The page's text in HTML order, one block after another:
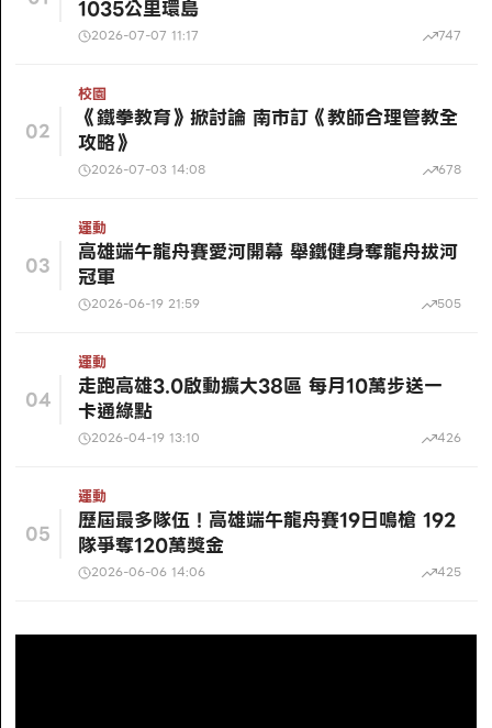
1035公里環島
2026-07-07 11:17 747
02
校園
《鐵拳教育》掀討論 南市訂《教師合理管教全
攻略》
2026-07-03 14:08 678
03
運動
高雄端午龍舟賽愛河開幕 舉鐵健身奪龍舟拔河
冠軍
2026-06-19 21:59 505
04
運動
走跑高雄3.0啟動擴大38區 每月10萬步送一
卡通綠點
2026-04-19 13:10 426
05
運動
歷屆最多隊伍！高雄端午龍舟賽19日鳴槍 192
隊爭奪120萬獎金
2026-06-06 14:06 425